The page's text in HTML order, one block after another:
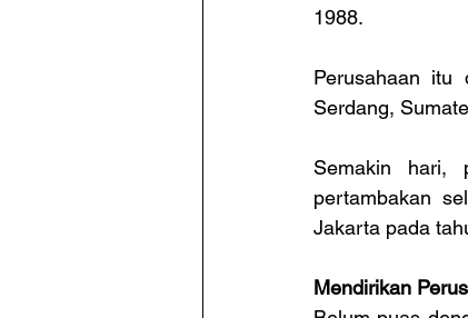
1988.
Perusahaan itu
Serdang,
Semakin hari,
pertambakan
Jakarta pada
Mendirikan